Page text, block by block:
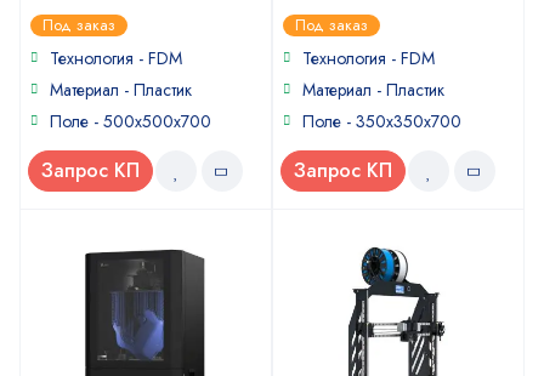
0
out
of
Под заказ
Технология - FDM
Материал - Пластик
Поле - 500x500x700
Запрос КП
0
out
of
Под заказ
Технология - FDM
Материал - Пластик
Поле - 350x350x700
Запрос КП